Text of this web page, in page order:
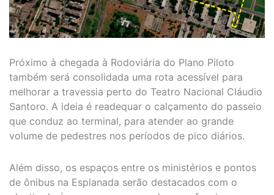
Próximo à chegada à Rodoviária do Plano Piloto
também será consolidada uma rota acessível para
melhorar a travessia perto do Teatro Nacional Cláudio
Santoro. A ideia é readequar o calçamento do passeio
que conduz ao terminal, para atender ao grande
volume de pedestres nos períodos de pico diários.
Além disso, os espaços entre os ministérios e pontos
de ônibus na Esplanada serão destacados com o